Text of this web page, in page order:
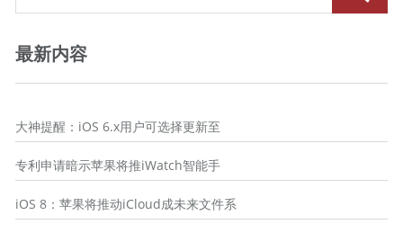
最新内容
大神提醒：iOS 6.x用户可选择更新至
专利申请暗示苹果将推iWatch智能手
iOS 8：苹果将推动iCloud成未来文件系